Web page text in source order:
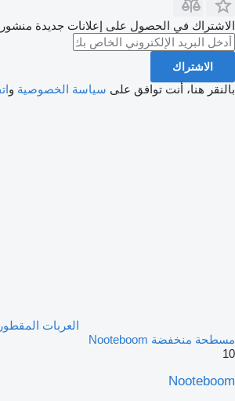
الاشتراك في الحصول على إعلانات جديدة
الاشتراك
بالنقر هنا، أنت توافق على سياسة الخصوصية و
العربات
مسطحة منخفضة Nooteboom
10
Nooteboom